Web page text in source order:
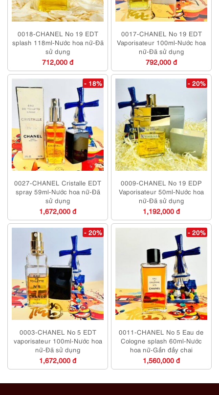
0018-CHANEL No 19 EDT
splash 118ml-Nước hoa nữ-Đã
sử dụng
712,000 đ
0017-CHANEL No 19 EDT
Vaporisateur 100ml-Nước hoa
nữ-Đã sử dụng
792,000 đ
- 18%
0027-CHANEL Cristalle EDT
spray 59ml-Nước hoa nữ-Đã
sử dụng
1,672,000 đ
- 20%
0009-CHANEL No 19 EDP
Vaporisateur 50ml-Nước hoa
nữ-Đã sử dụng
1,192,000 đ
- 20%
0003-CHANEL No 5 EDT
vaporisateur 100ml-Nước hoa
nữ-Đã sử dụng
1,672,000 đ
- 20%
0011-CHANEL No 5 Eau de
Cologne splash 60ml-Nước
hoa nữ-Gần đầy chai
1,560,000 đ